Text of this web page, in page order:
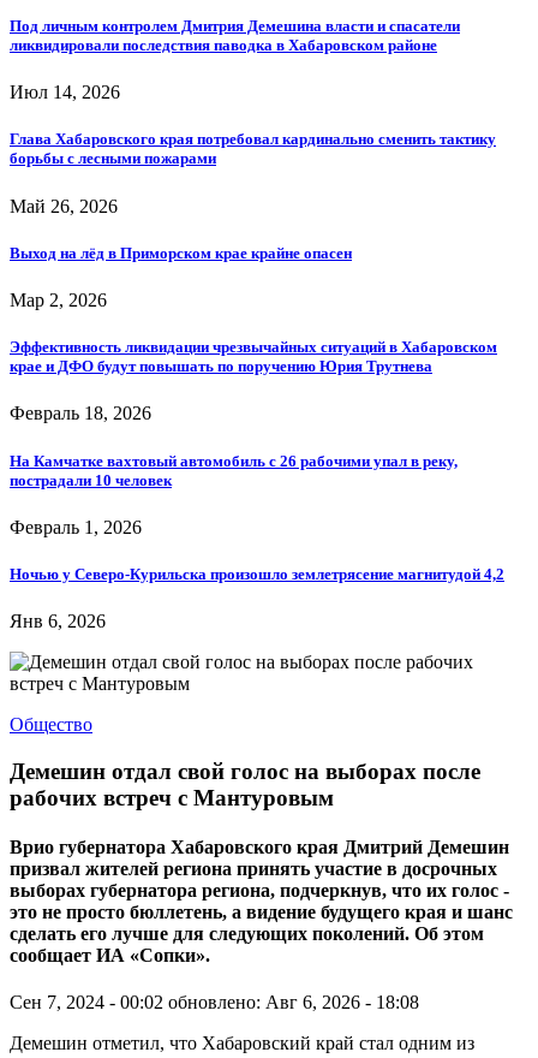
Под личным контролем Дмитрия Демешина власти и спасатели
ликвидировали последствия паводка в Хабаровском районе
Июл 14, 2026
Глава Хабаровского края потребовал кардинально сменить тактику
борьбы с лесными пожарами
Май 26, 2026
Выход на лёд в Приморском крае крайне опасен
Мар 2, 2026
Эффективность ликвидации чрезвычайных ситуаций в Хабаровском
крае и ДФО будут повышать по поручению Юрия Трутнева
Февраль 18, 2026
На Камчатке вахтовый автомобиль с 26 рабочими упал в реку,
пострадали 10 человек
Февраль 1, 2026
Ночью у Северо-Курильска произошло землетрясение магнитудой 4,2
Янв 6, 2026
Общество
Демешин отдал свой голос на выборах после
рабочих встреч с Мантуровым
Врио губернатора Хабаровского края Дмитрий Демешин
призвал жителей региона принять участие в досрочных
выборах губернатора региона, подчеркнув, что их голос -
это не просто бюллетень, а видение будущего края и шанс
сделать его лучше для следующих поколений. Об этом
сообщает ИА «Сопки».
Сен 7, 2024 - 00:02 обновлено: Авг 6, 2026 - 18:08
Демешин отметил, что Хабаровский край стал одним из